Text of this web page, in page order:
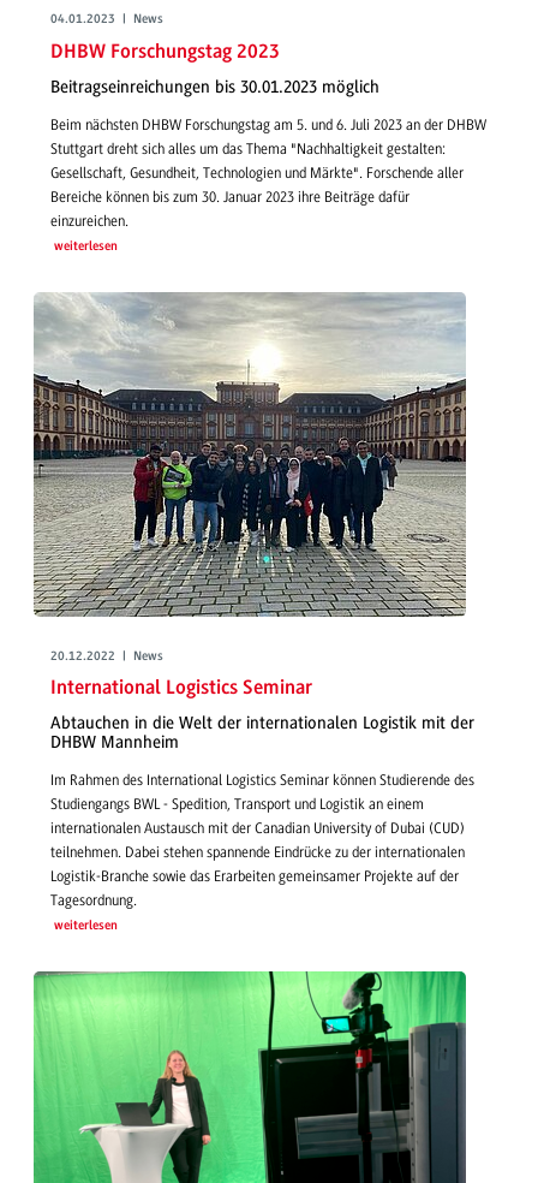
04.01.2023 | News
DHBW Forschungstag 2023
Beitragseinreichungen bis 30.01.2023 möglich
Beim nächsten DHBW Forschungstag am 5. und 6. Juli 2023 an der DHBW
Stuttgart dreht sich alles um das Thema "Nachhaltigkeit gestalten:
Gesellschaft, Gesundheit, Technologien und Märkte". Forschende aller
Bereiche können bis zum 30. Januar 2023 ihre Beiträge dafür
einzureichen.
weiterlesen
20.12.2022 | News
International Logistics Seminar
Abtauchen in die Welt der internationalen Logistik mit der
DHBW Mannheim
Im Rahmen des International Logistics Seminar können Studierende des
Studiengangs BWL - Spedition, Transport und Logistik an einem
internationalen Austausch mit der Canadian University of Dubai (CUD)
teilnehmen. Dabei stehen spannende Eindrücke zu der internationalen
Logistik-Branche sowie das Erarbeiten gemeinsamer Projekte auf der
Tagesordnung.
weiterlesen